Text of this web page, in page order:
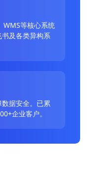
WMS等核心系统
及各类异构系
据安全。已累
企业客户。